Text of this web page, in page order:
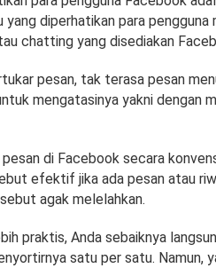
yang diperhatikan para
chatting yang disediakan
pesan, tak terasa pesan
mengatasinya yakni dengan
di Facebook secara
efektif jika ada pesan atau
agak melelahkan.
praktis, Anda sebaiknya
satu per satu. Namun,